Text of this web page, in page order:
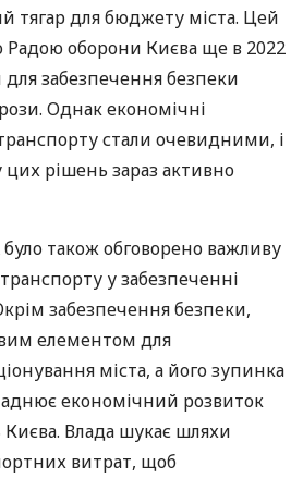
тягар для бюджету міста. Цей
Радою оборони Києва ще в 2022
забезпечення безпеки
Однак економічні
стали очевидними, і
рішень зараз активно
також обговорено важливу
у забезпеченні
забезпечення безпеки,
елементом для
міста, а його зупинка
економічний розвиток
Києва. Влада шукає шляхи
витрат, щоб